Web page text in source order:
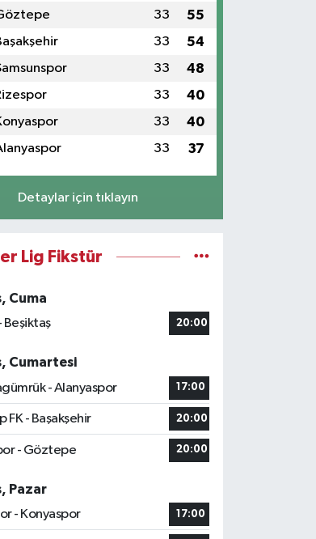
Belediyesi’nin “Giysi
2 bin 756 aile yararlandı
33 55
33 54
33 48
33 40
33 40
33 37
Detaylar için tıklayın
Lig Fikstür
Cuma
Beşiktaş
20:00
Cumartesi
- Alanyaspor
17:00
FK - Başakşehir 20:00
- Göztepe 20:00
Pazar
- Konyaspor
17:00